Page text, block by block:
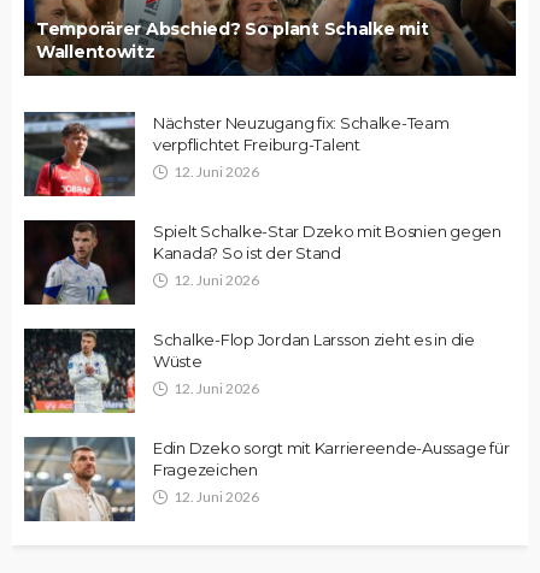
Temporärer Abschied? So plant Schalke mit
Wallentowitz
Nächster Neuzugang fix: Schalke-Team
verpflichtet Freiburg-Talent
12. Juni 2026
Spielt Schalke-Star Dzeko mit Bosnien gegen
Kanada? So ist der Stand
12. Juni 2026
Schalke-Flop Jordan Larsson zieht es in die
Wüste
12. Juni 2026
Edin Dzeko sorgt mit Karriereende-Aussage für
Fragezeichen
12. Juni 2026